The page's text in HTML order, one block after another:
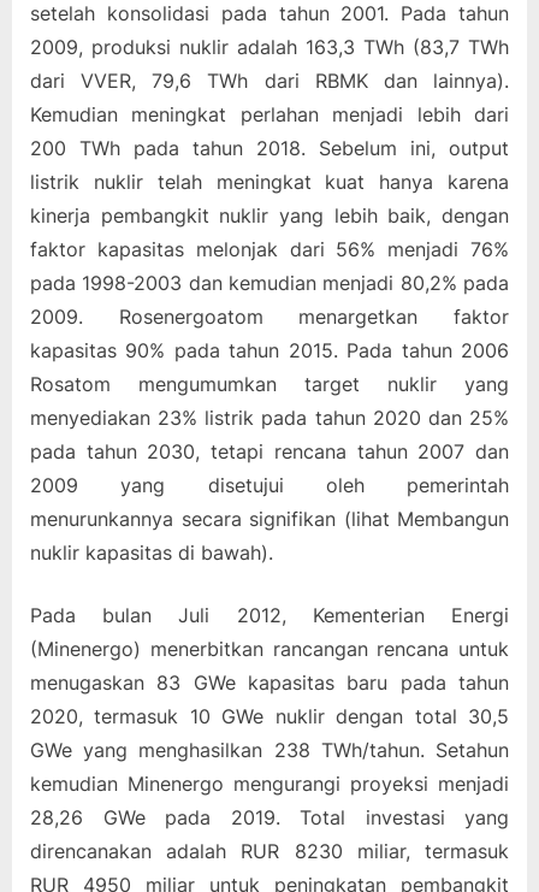
setelah konsolidasi pada tahun 2001. Pada tahun
2009, produksi nuklir adalah 163,3 TWh (83,7 TWh
dari VVER, 79,6 TWh dari RBMK dan lainnya).
Kemudian meningkat perlahan menjadi lebih dari
200 TWh pada tahun 2018. Sebelum ini, output
listrik nuklir telah meningkat kuat hanya karena
kinerja pembangkit nuklir yang lebih baik, dengan
faktor kapasitas melonjak dari 56% menjadi 76%
pada 1998-2003 dan kemudian menjadi 80,2% pada
2009. Rosenergoatom menargetkan faktor
kapasitas 90% pada tahun 2015. Pada tahun 2006
Rosatom mengumumkan target nuklir yang
menyediakan 23% listrik pada tahun 2020 dan 25%
pada tahun 2030, tetapi rencana tahun 2007 dan
2009 yang disetujui oleh pemerintah
menurunkannya secara signifikan (lihat Membangun
nuklir kapasitas di bawah).
Pada bulan Juli 2012, Kementerian Energi
(Minenergo) menerbitkan rancangan rencana untuk
menugaskan 83 GWe kapasitas baru pada tahun
2020, termasuk 10 GWe nuklir dengan total 30,5
GWe yang menghasilkan 238 TWh/tahun. Setahun
kemudian Minenergo mengurangi proyeksi menjadi
28,26 GWe pada 2019. Total investasi yang
direncanakan adalah RUR 8230 miliar, termasuk
RUR 4950 miliar untuk peningkatan pembangkit